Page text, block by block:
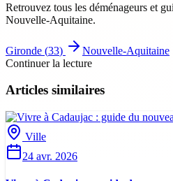
Retrouvez tous les déménageurs et
Nouvelle-Aquitaine.
Gironde (33)
Nouvelle-Aquitaine
Continuer la lecture
Articles similaires
Ville
24 avr. 2026